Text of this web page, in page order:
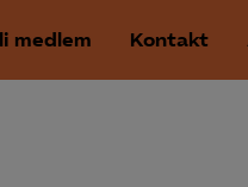
medlem Kontakt